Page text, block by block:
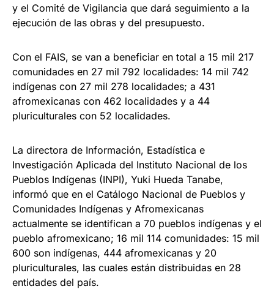
y el Comité de Vigilancia que dará seguimiento a la
ejecución de las obras y del presupuesto.
Con el FAIS, se van a beneficiar en total a 15 mil 217
comunidades en 27 mil 792 localidades: 14 mil 742
indígenas con 27 mil 278 localidades; a 431
afromexicanas con 462 localidades y a 44
pluriculturales con 52 localidades.
La directora de Información, Estadística e
Investigación Aplicada del Instituto Nacional de los
Pueblos Indígenas (INPI), Yuki Hueda Tanabe,
informó que en el Catálogo Nacional de Pueblos y
Comunidades Indígenas y Afromexicanas
actualmente se identifican a 70 pueblos indígenas y el
pueblo afromexicano; 16 mil 114 comunidades: 15 mil
600 son indígenas, 444 afromexicanas y 20
pluriculturales, las cuales están distribuidas en 28
entidades del país.